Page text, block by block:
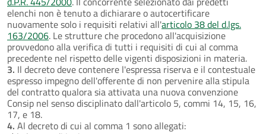
elenchi non è tenuto a dichiarare o autocertificare
nuovamente solo i requisiti relativi all'articolo 38 del d.lgs.
163/2006. Le strutture che procedono all'acquisizione
provvedono alla verifica di tutti i requisiti di cui al comma
precedente nel rispetto delle vigenti disposizioni in materia.
3. Il decreto deve contenere l'espressa riserva e il contestuale
espresso impegno dell'offerente di non pervenire alla stipula
del contratto qualora sia attivata una nuova convenzione
Consip nel senso disciplinato dall'articolo 5, commi 14, 15, 16,
17, e 18.
4. Al decreto di cui al comma 1 sono allegati: